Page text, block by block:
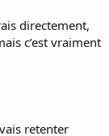
allaitement
?
directement,
c’est vraiment
retenter